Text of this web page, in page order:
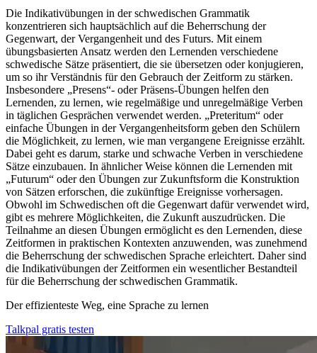
Die Indikativübungen in der schwedischen Grammatik
konzentrieren sich hauptsächlich auf die Beherrschung der
Gegenwart, der Vergangenheit und des Futurs. Mit einem
übungsbasierten Ansatz werden den Lernenden verschiedene
schwedische Sätze präsentiert, die sie übersetzen oder konjugieren,
um so ihr Verständnis für den Gebrauch der Zeitform zu stärken.
Insbesondere „Presens“- oder Präsens-Übungen helfen den
Lernenden, zu lernen, wie regelmäßige und unregelmäßige Verben
in täglichen Gesprächen verwendet werden. „Preteritum“ oder
einfache Übungen in der Vergangenheitsform geben den Schülern
die Möglichkeit, zu lernen, wie man vergangene Ereignisse erzählt.
Dabei geht es darum, starke und schwache Verben in verschiedene
Sätze einzubauen. In ähnlicher Weise können die Lernenden mit
„Futurum“ oder den Übungen zur Zukunftsform die Konstruktion
von Sätzen erforschen, die zukünftige Ereignisse vorhersagen.
Obwohl im Schwedischen oft die Gegenwart dafür verwendet wird,
gibt es mehrere Möglichkeiten, die Zukunft auszudrücken. Die
Teilnahme an diesen Übungen ermöglicht es den Lernenden, diese
Zeitformen in praktischen Kontexten anzuwenden, was zunehmend
die Beherrschung der schwedischen Sprache erleichtert. Daher sind
die Indikativübungen der Zeitformen ein wesentlicher Bestandteil
für die Beherrschung der schwedischen Grammatik.
Der effizienteste Weg, eine Sprache zu lernen
Talkpal gratis testen